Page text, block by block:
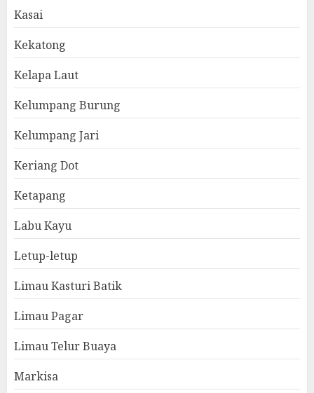
Kasai
Kekatong
Kelapa Laut
Kelumpang Burung
Kelumpang Jari
Keriang Dot
Ketapang
Labu Kayu
Letup-letup
Limau Kasturi Batik
Limau Pagar
Limau Telur Buaya
Markisa